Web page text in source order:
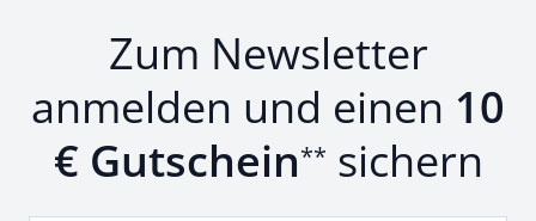
Zum Newsletter
anmelden und einen 10
€ Gutschein** sichern